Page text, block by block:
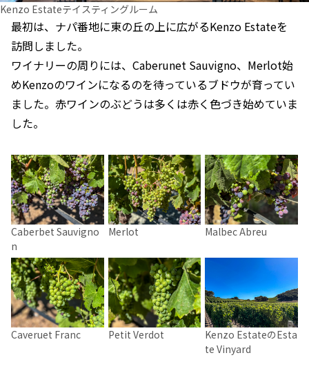
Kenzo Estateテイスティングルーム
最初は、ナパ番地に東の丘の上に広がるKenzo Estateを
訪問しました。
ワイナリーの周りには、Caberunet Sauvigno、Merlot始
めKenzoのワインになるのを待っているブドウが育ってい
ました。赤ワインのぶどうは多くは赤く色づき始めていま
した。
Caberbet Sauvigno
n
Merlot Malbec Abreu
Caveruet Franc Petit Verdot
Kenzo EstateのEsta
te Vinyard